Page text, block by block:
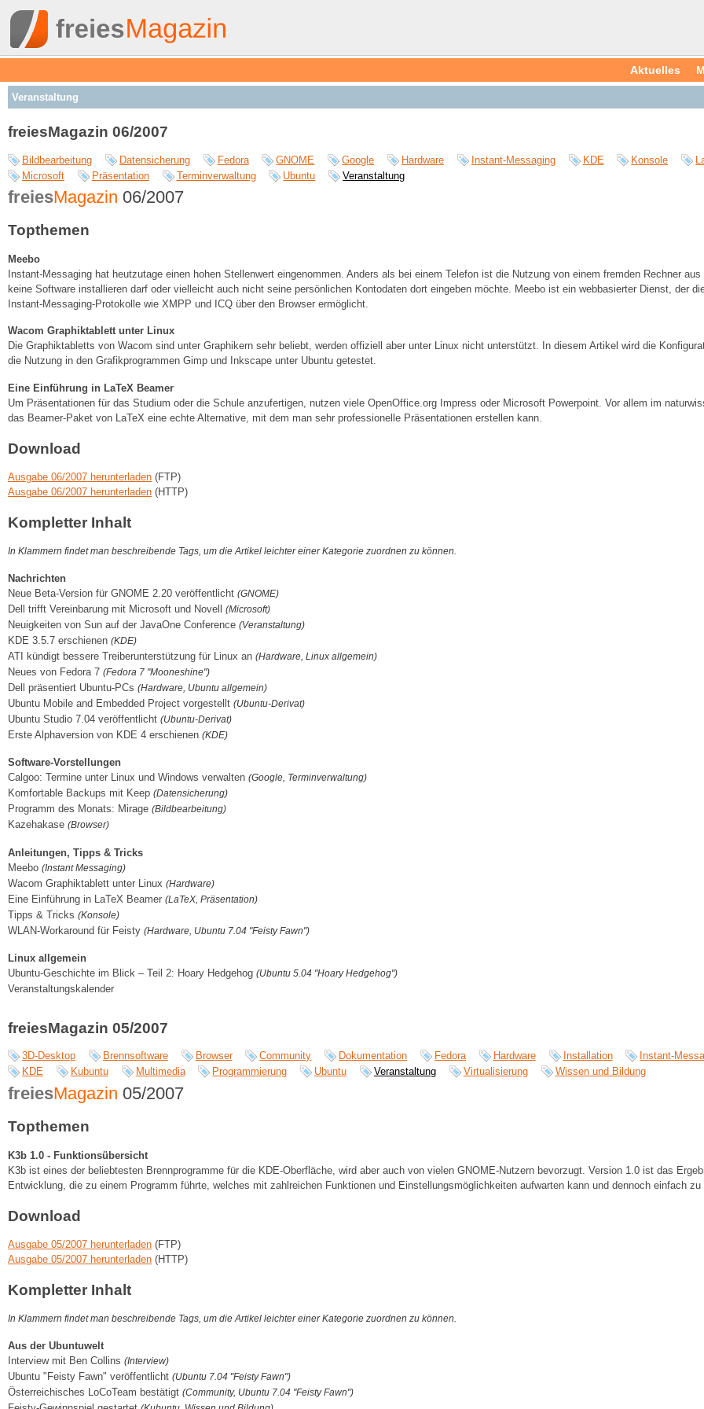
Aktuelles
Veranstaltung
freiesMagazin 06/2007
Bildbearbeitung Datensicherung Fedora GNOME Google Hardware Instant-Messaging KDE Konsole
Microsoft
Präsentation Terminverwaltung Ubuntu Veranstaltung
freiesMagazin 06/2007
Topthemen
Meebo
Instant-Messaging hat heutzutage einen hohen Stellenwert eingenommen. Anders als bei einem Telefon ist die Nutzung von einem fremden Rechner
keine Software installieren darf oder vielleicht auch nicht seine persönlichen Kontodaten dort eingeben möchte. Meebo ist ein webbasierter Dienst, der
Instant-Messaging-Protokolle wie XMPP und ICQ über den Browser ermöglicht.
Wacom Graphiktablett unter Linux
Die Graphiktabletts von Wacom sind unter Graphikern sehr beliebt, werden offiziell aber unter Linux nicht unterstützt. In diesem Artikel wird die
die Nutzung in den Grafikprogrammen Gimp und Inkscape unter Ubuntu getestet.
Eine Einführung in LaTeX Beamer
Um Präsentationen für das Studium oder die Schule anzufertigen, nutzen viele OpenOffice.org Impress oder Microsoft Powerpoint. Vor allem im
das Beamer-Paket von LaTeX eine echte Alternative, mit dem man sehr professionelle Präsentationen erstellen kann.
Download
Ausgabe 06/2007 herunterladen (FTP)
Ausgabe 06/2007 herunterladen (HTTP)
Kompletter Inhalt
In Klammern findet man beschreibende Tags, um die Artikel leichter einer Kategorie zuordnen zu können.
Nachrichten
Neue Beta-Version für GNOME 2.20 veröffentlicht (GNOME)
Dell trifft Vereinbarung mit Microsoft und Novell (Microsoft)
Neuigkeiten von Sun auf der JavaOne Conference (Veranstaltung)
KDE 3.5.7 erschienen (KDE)
ATI kündigt bessere Treiberunterstützung für Linux an (Hardware, Linux allgemein)
Neues von Fedora 7 (Fedora 7 "Mooneshine")
Dell präsentiert Ubuntu-PCs (Hardware, Ubuntu allgemein)
Ubuntu Mobile and Embedded Project vorgestellt (Ubuntu-Derivat)
Ubuntu Studio 7.04 veröffentlicht (Ubuntu-Derivat)
Erste Alphaversion von KDE 4 erschienen (KDE)
Software-Vorstellungen
Calgoo: Termine unter Linux und Windows verwalten (Google, Terminverwaltung)
Komfortable Backups mit Keep (Datensicherung)
Programm des Monats: Mirage (Bildbearbeitung)
Kazehakase (Browser)
Anleitungen, Tipps & Tricks
Meebo (Instant Messaging)
Wacom Graphiktablett unter Linux (Hardware)
Eine Einführung in LaTeX Beamer (LaTeX, Präsentation)
Tipps & Tricks (Konsole)
WLAN-Workaround für Feisty (Hardware, Ubuntu 7.04 "Feisty Fawn")
Linux allgemein
Ubuntu-Geschichte im Blick – Teil 2: Hoary Hedgehog (Ubuntu 5.04 "Hoary Hedgehog")
Veranstaltungskalender
freiesMagazin 05/2007
3D-Desktop Brennsoftware Browser Community Dokumentation Fedora Hardware Installation Instant-
KDE
Kubuntu Multimedia Programmierung Ubuntu Veranstaltung Virtualisierung Wissen und Bildung
freiesMagazin 05/2007
Topthemen
K3b 1.0 - Funktionsübersicht
K3b ist eines der beliebtesten Brennprogramme für die KDE-Oberfläche, wird aber auch von vielen GNOME-Nutzern bevorzugt. Version 1.0 ist das
Entwicklung, die zu einem Programm führte, welches mit zahlreichen Funktionen und Einstellungsmöglichkeiten aufwarten kann und dennoch einfach zu
Download
Ausgabe 05/2007 herunterladen (FTP)
Ausgabe 05/2007 herunterladen (HTTP)
Kompletter Inhalt
In Klammern findet man beschreibende Tags, um die Artikel leichter einer Kategorie zuordnen zu können.
Aus der Ubuntuwelt
Interview mit Ben Collins (Interview)
Ubuntu "Feisty Fawn" veröffentlicht (Ubuntu 7.04 "Feisty Fawn")
Österreichisches LoCoTeam bestätigt (Community, Ubuntu 7.04 "Feisty Fawn")